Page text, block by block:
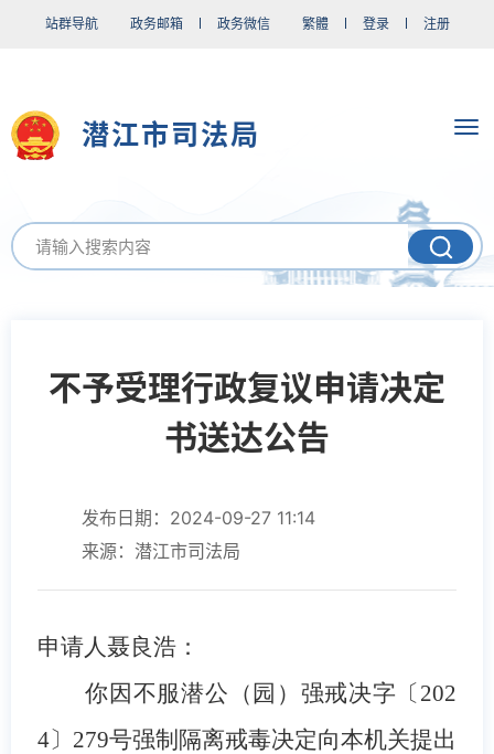
站群导航 政务邮箱 政务微信 繁體 登录 注册
潜江市司法局
不予受理行政复议申请决定
书送达公告
发布日期：2024-09-27 11:14
来源：潜江市司法局
申请人聂良浩：
你因不服潜公（园）强戒决字〔202
4〕279号强制隔离戒毒决定向本机关提出